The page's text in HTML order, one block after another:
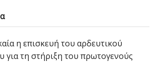
η επισκευή του αρδευτικού
για τη στήριξη του πρωτογενούς